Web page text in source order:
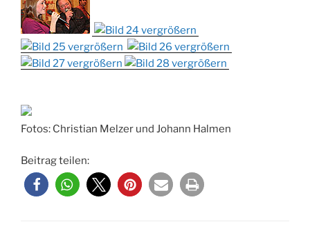
Fotos: Christian Melzer und Johann Halmen
Beitrag teilen: